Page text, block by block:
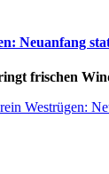
Neuanfang
frischen
Westrügen: